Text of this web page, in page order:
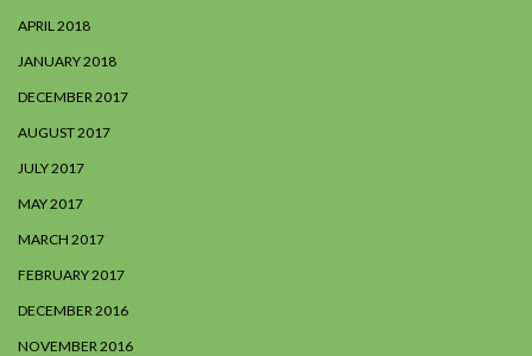
APRIL 2018
JANUARY 2018
DECEMBER 2017
AUGUST 2017
JULY 2017
MAY 2017
MARCH 2017
FEBRUARY 2017
DECEMBER 2016
NOVEMBER 2016